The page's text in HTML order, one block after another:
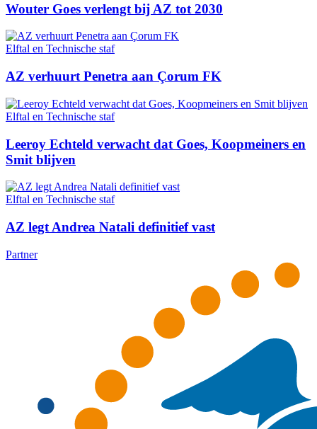
Wouter Goes verlengt bij AZ tot 2030
Elftal en Technische staf
AZ verhuurt Penetra aan Çorum FK
Elftal en Technische staf
Leeroy Echteld verwacht dat Goes, Koopmeiners en
Smit blijven
Elftal en Technische staf
AZ legt Andrea Natali definitief vast
Partner